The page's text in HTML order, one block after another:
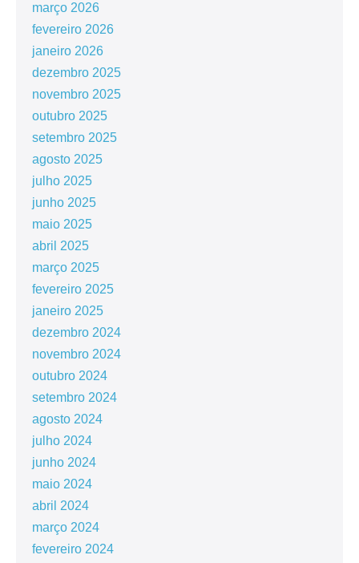
março 2026
fevereiro 2026
janeiro 2026
dezembro 2025
novembro 2025
outubro 2025
setembro 2025
agosto 2025
julho 2025
junho 2025
maio 2025
abril 2025
março 2025
fevereiro 2025
janeiro 2025
dezembro 2024
novembro 2024
outubro 2024
setembro 2024
agosto 2024
julho 2024
junho 2024
maio 2024
abril 2024
março 2024
fevereiro 2024